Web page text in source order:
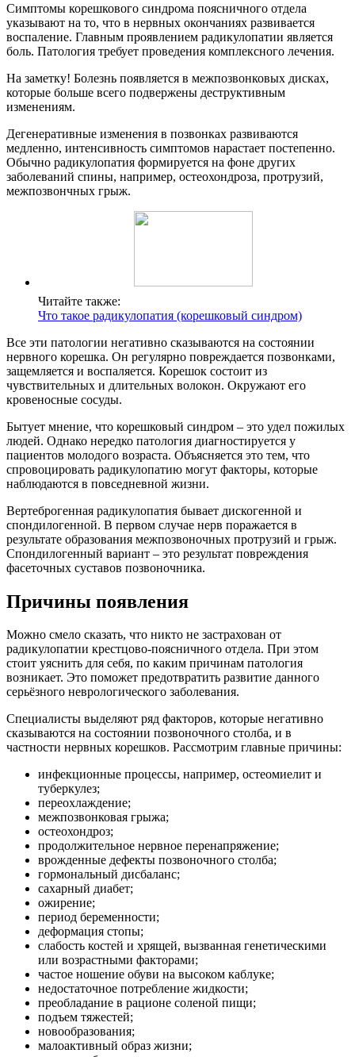
Симптомы корешкового синдрома поясничного отдела
указывают на то, что в нервных окончаниях развивается
воспаление. Главным проявлением радикулопатии является
боль. Патология требует проведения комплексного лечения.
На заметку! Болезнь появляется в межпозвонковых дисках,
которые больше всего подвержены деструктивным
изменениям.
Дегенеративные изменения в позвонках развиваются
медленно, интенсивность симптомов нарастает постепенно.
Обычно радикулопатия формируется на фоне других
заболеваний спины, например, остеохондроза, протрузий,
межпозвончных грыж.
Читайте также:
Что такое радикулопатия (корешковый синдром)
Все эти патологии негативно сказываются на состоянии
нервного корешка. Он регулярно повреждается позвонками,
защемляется и воспаляется. Корешок состоит из
чувствительных и длительных волокон. Окружают его
кровеносные сосуды.
Бытует мнение, что корешковый синдром – это удел пожилых
людей. Однако нередко патология диагностируется у
пациентов молодого возраста. Объясняется это тем, что
спровоцировать радикулопатию могут факторы, которые
наблюдаются в повседневной жизни.
Вертеброгенная радикулопатия бывает дискогенной и
спондилогенной. В первом случае нерв поражается в
результате образования межпозвоночных протрузий и грыж.
Спондилогенный вариант – это результат повреждения
фасеточных суставов позвоночника.
Причины появления
Можно смело сказать, что никто не застрахован от
радикулопатии крестцово-поясничного отдела. При этом
стоит уяснить для себя, по каким причинам патология
возникает. Это поможет предотвратить развитие данного
серьёзного неврологического заболевания.
Специалисты выделяют ряд факторов, которые негативно
сказываются на состоянии позвоночного столба, и в
частности нервных корешков. Рассмотрим главные причины:
инфекционные процессы, например, остеомиелит и
туберкулез;
переохлаждение;
межпозвонковая грыжа;
остеохондроз;
продолжительное нервное перенапряжение;
врожденные дефекты позвоночного столба;
гормональный дисбаланс;
сахарный диабет;
ожирение;
период беременности;
деформация стопы;
слабость костей и хрящей, вызванная генетическими
или возрастными факторами;
частое ношение обуви на высоком каблуке;
недостаточное потребление жидкости;
преобладание в рационе соленой пищи;
подъем тяжестей;
новообразования;
малоактивный образ жизни;